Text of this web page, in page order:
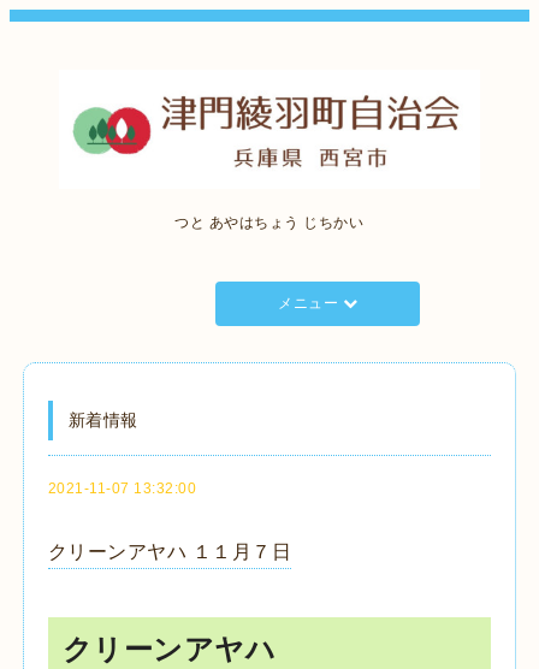
つと あやはちょう じちかい
メニュー
新着情報
2021-11-07 13:32:00
クリーンアヤハ １１月７日
クリーンアヤハ